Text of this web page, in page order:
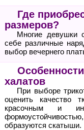
Где
размеров?
Многие девушки
себе различные
выбор вечернего
халатов
При выборе
оценить качество
красочным и
образуются скатыши.